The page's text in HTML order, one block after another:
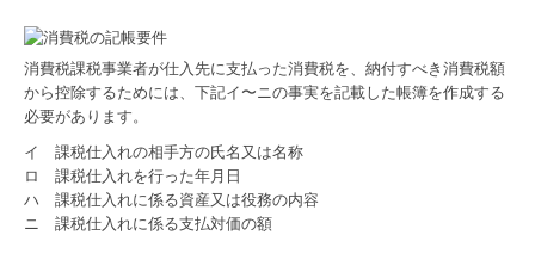
消費税課税事業者が仕入先に支払った消費税を、納付すべき消費税額
から控除するためには、下記イ〜ニの事実を記載した帳簿を作成する
必要があります。
イ 課税仕入れの相手方の氏名又は名称
ロ 課税仕入れを行った年月日
ハ 課税仕入れに係る資産又は役務の内容
ニ 課税仕入れに係る支払対価の額